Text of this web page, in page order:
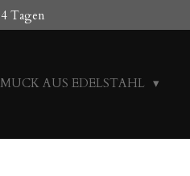
Tagen
AUS EDELSTAHL